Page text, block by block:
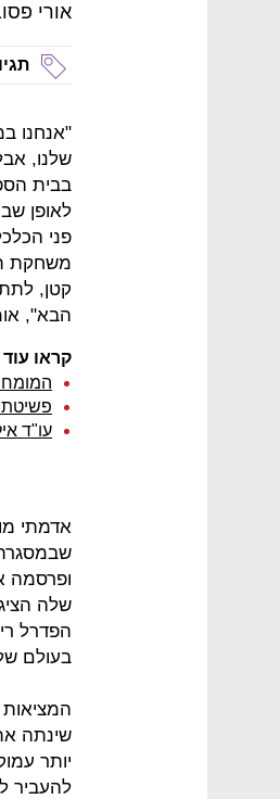
אורי
"אנחנו
שלנו,
בבית
לאופן
פני
משחקת
קטן,
הבא",
קראו
עו"ד
אדמתי
ופרסמה
שלה
בעולם
שינתה
יותר
להעביר